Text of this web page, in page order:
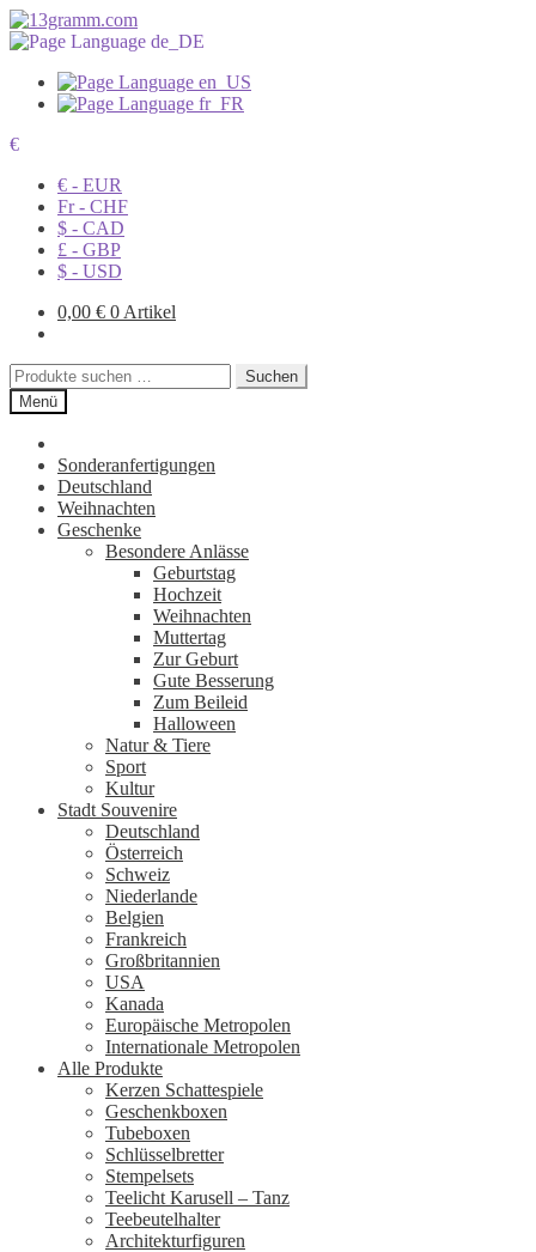
€
€ - EUR
Fr - CHF
$ - CAD
£ - GBP
$ - USD
0,00 € 0 Artikel
Suchen
nach:
Suchen
Menü
Sonderanfertigungen
Deutschland
Weihnachten
Geschenke
Besondere Anlässe
Geburtstag
Hochzeit
Weihnachten
Muttertag
Zur Geburt
Gute Besserung
Zum Beileid
Halloween
Natur & Tiere
Sport
Kultur
Stadt Souvenire
Deutschland
Österreich
Schweiz
Niederlande
Belgien
Frankreich
Großbritannien
USA
Kanada
Europäische Metropolen
Internationale Metropolen
Alle Produkte
Kerzen Schattespiele
Geschenkboxen
Tubeboxen
Schlüsselbretter
Stempelsets
Teelicht Karusell – Tanz
Teebeutelhalter
Architekturfiguren